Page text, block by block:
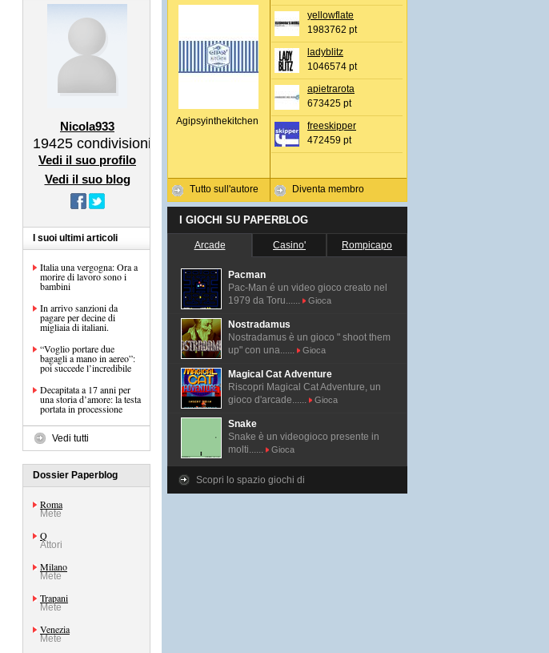
Nicola933
19425 condivisioni
Vedi il suo profilo
Vedi il suo blog
I suoi ultimi articoli
Italia una vergogna: Ora a
morire di lavoro sono i
bambini
In arrivo sanzioni da
pagare per decine di
migliaia di italiani.
“Voglio portare due
bagagli a mano in aereo”:
poi succede l’incredibile
Decapitata a 17 anni per
una storia d’amore: la testa
portata in processione
Vedi tutti
Dossier Paperblog
Roma
Mete
Q
Attori
Milano
Mete
Trapani
Mete
Venezia
Mete
Agipsyinthekitchen
Tutto sull'autore
yellowflate
1983762 pt
ladyblitz
1046574 pt
apietrarota
673425 pt
freeskipper
472459 pt
Diventa membro
I GIOCHI SU PAPERBLOG
Arcade Casino' Rompicapo
Pacman
Pac-Man é un video gioco creato nel
1979 da Toru......
Gioca
Nostradamus
Nostradamus è un gioco " shoot them
up" con una......
Gioca
Magical Cat Adventure
Riscopri Magical Cat Adventure, un
gioco d'arcade......
Gioca
Snake
Snake è un videogioco presente in
molti......
Gioca
Scopri lo spazio giochi di